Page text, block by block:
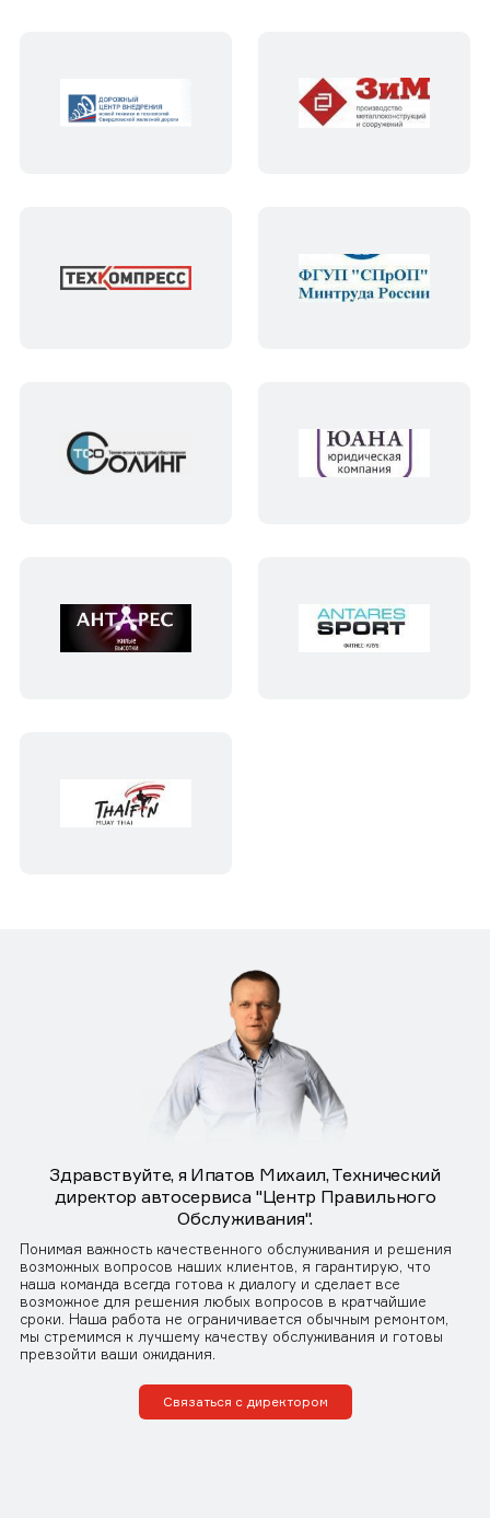
Здравствуйте, я Ипатов Михаил, Технический
директор автосервиса "Центр Правильного
Обслуживания".
Понимая важность качественного обслуживания и решения
возможных вопросов наших клиентов, я гарантирую, что
наша команда всегда готова к диалогу и сделает все
возможное для решения любых вопросов в кратчайшие
сроки. Наша работа не ограничивается обычным ремонтом,
мы стремимся к лучшему качеству обслуживания и готовы
превзойти ваши ожидания.
Связаться с директором